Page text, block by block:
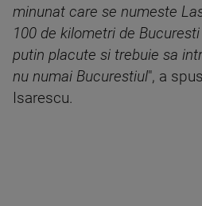
minunat care se numeste
100 de kilometri de
putin placute si trebuie sa
nu numai Bucurestiul", a
Isarescu.